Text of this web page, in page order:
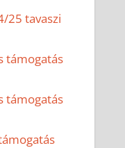
25 tavaszi
támogatás
támogatás